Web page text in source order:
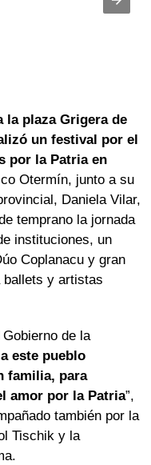
la plaza Grigera de
un festival por el
por la Patria en
Otermín, junto a su
Daniela Vilar,
temprano la jornada
instituciones, un
Coplanacu y gran
ballets y artistas
de la
este pueblo
familia, para
amor por la Patria”,
también por la
Tischik y la